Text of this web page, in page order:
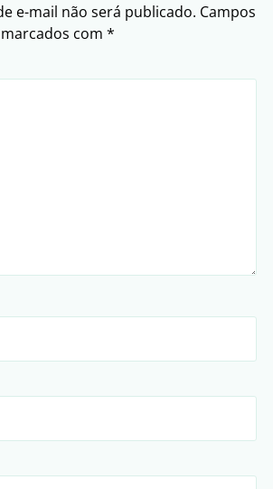
e-mail não será publicado. Campos
com *